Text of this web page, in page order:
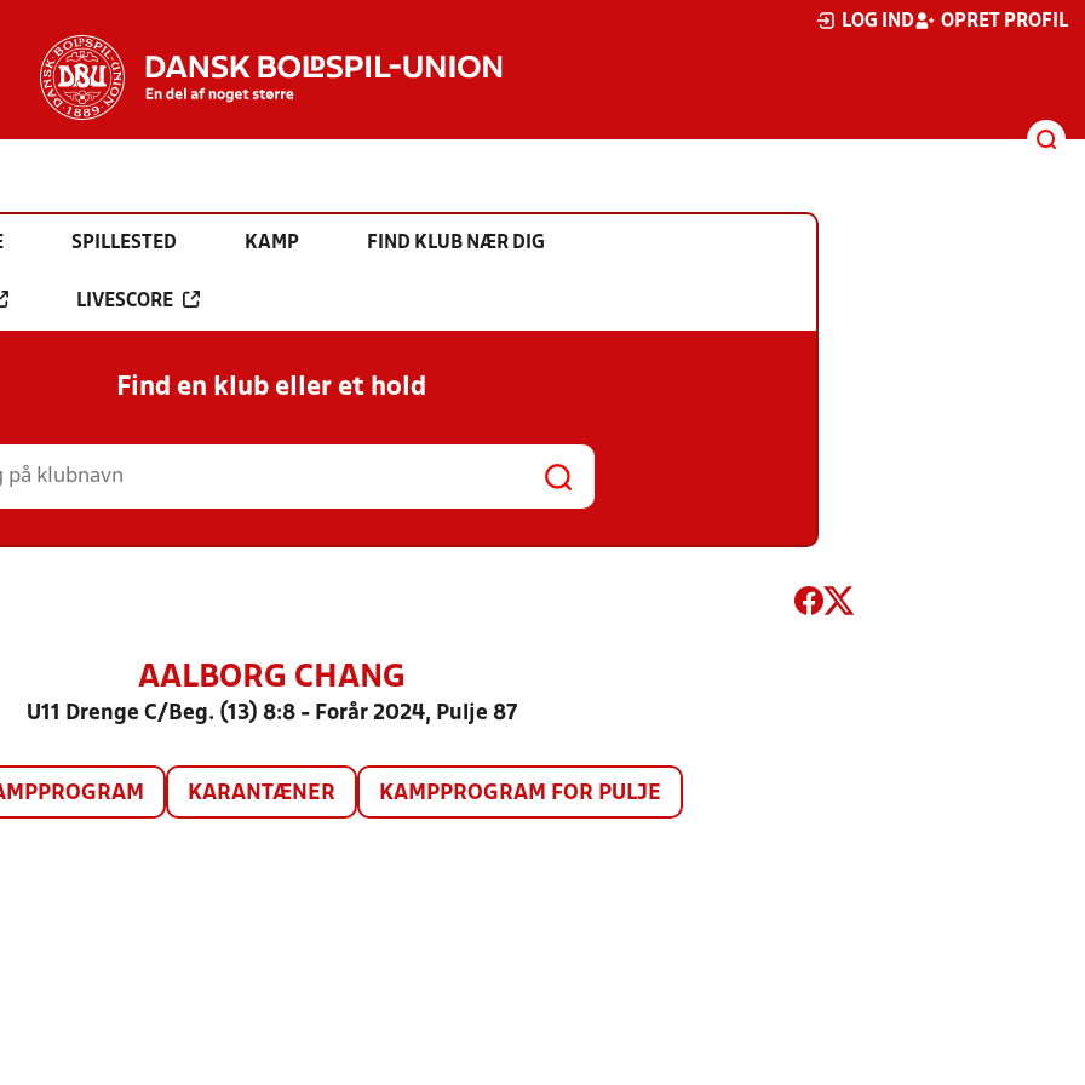
LOG IND OPRET PROFIL
SPILLESTED KAMP FIND KLUB NÆR DIG
LIVESCORE
Find en klub eller et hold
AALBORG CHANG
U11 Drenge C/Beg. (13) 8:8 - Forår 2024, Pulje 87
KARANTÆNER KAMPPROGRAM FOR PULJE